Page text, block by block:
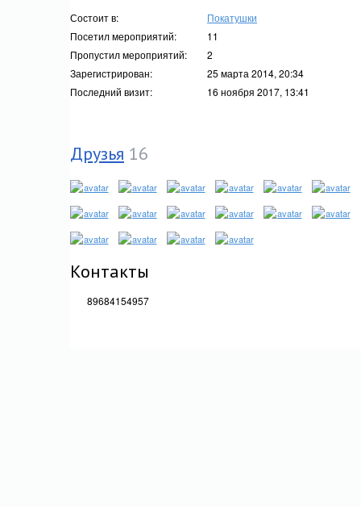
Состоит в:
Покатушки
Посетил мероприятий:
11
Пропустил мероприятий:
2
Зарегистрирован:
25 марта 2014, 20:34
Последний визит:
16 ноября 2017, 13:41
Друзья 16
Контакты
89684154957